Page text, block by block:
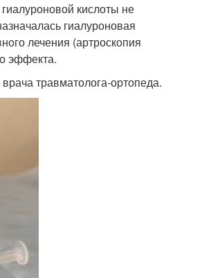
кислоты не
гиалуроновая
лечения (артроскопия
эффекта.
травматолога-ортопеда.